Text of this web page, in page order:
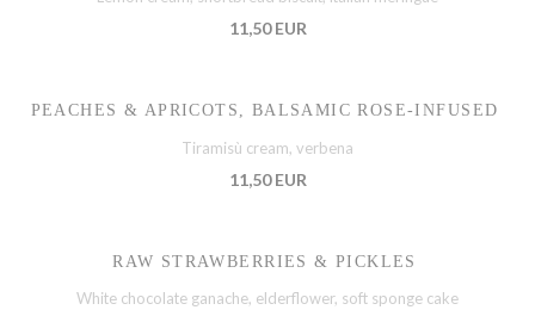
11,50 EUR
PEACHES & APRICOTS, BALSAMIC ROSE-INFUSED
Tiramisù cream, verbena
11,50 EUR
RAW STRAWBERRIES & PICKLES
White chocolate ganache, elderflower, soft sponge cake